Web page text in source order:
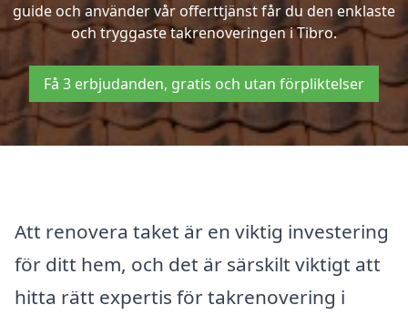
guide och använder vår offerttjänst får du den enklaste
och tryggaste takrenoveringen i Tibro.
Få 3 erbjudanden, gratis och utan förpliktelser
Att renovera taket är en viktig investering
för ditt hem, och det är särskilt viktigt att
hitta rätt expertis för takrenovering i